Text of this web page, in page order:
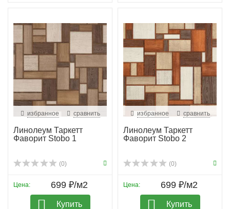
избранное сравнить
Линолеум Таркетт
Фаворит Stobo 1
(0)
Цена: 699 ₽/м2
Купить
избранное сравнить
Линолеум Таркетт
Фаворит Stobo 2
(0)
Цена: 699 ₽/м2
Купить